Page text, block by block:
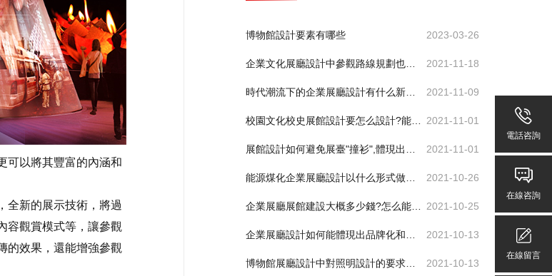
以將其豐富的內涵和
新的展示技術，將過
容觀賞模式等，讓參觀
的效果，還能增強參觀
博物館設計要素有哪些 2023-03-26
企業文化展廳設計中參觀路線規劃也有技巧 2021-11-18
時代潮流下的企業展廳設計有什么新功能服務于企業 2021-11-09
校園文化校史展館設計要怎么設計?能展示出歷史底蘊 2021-11-01
2021-11-01
能源煤化企業展廳設計以什么形式做比較好 2021-10-26
企業展廳展館建設大概多少錢?怎么能節省費用又可達到效果 2021-10-25
2021-10-13
博物館展廳設計中對照明設計的要求有哪些 2021-10-13
電話咨詢
在線咨詢
在線留言